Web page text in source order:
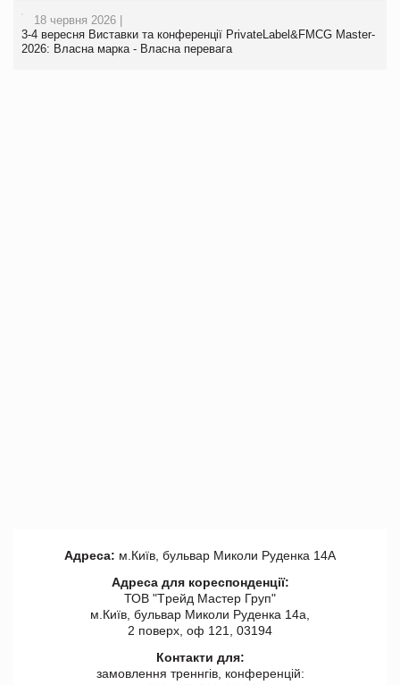
18 червня 2026 |
3-4 вересня Виставки та конференції PrivateLabel&FMCG Master-
2026: Власна марка - Власна перевага
Адреса: м.Київ, бульвар Миколи Руденка 14А
Адреса для кореспонденції:
ТОВ "Tрейд Мастер Груп"
м.Київ, бульвар Миколи Руденка 14а,
2 поверх, оф 121, 03194
Контакти для:
замовлення треннгів, конференцій: